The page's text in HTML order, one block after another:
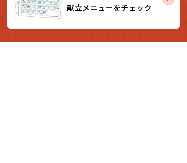
献立メニューをチェック